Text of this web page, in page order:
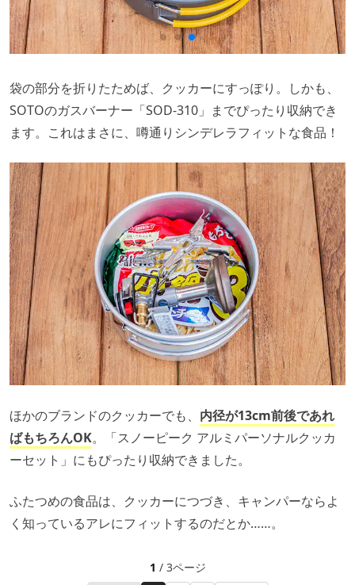
袋の部分を折りたためば、クッカーにすっぽり。しかも、
SOTOのガスバーナー「SOD-310」までぴったり収納でき
ます。これはまさに、噂通りシンデレラフィットな食品！
ほかのブランドのクッカーでも、 内径が13cm前後であれ
ばもちろんOK。「スノーピーク アルミパーソナルクッカ
ーセット」にもぴったり収納できました。
ふたつめの食品は、クッカーにつづき、キャンパーならよ
く知っているアレにフィットするのだとか……。
1 / 3ページ